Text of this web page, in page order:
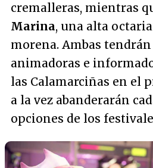
cremalleras, mientras
Marina, una alta
morena. Ambas
animadoras e
las Calamarciñas en el
a la vez abanderarán
opciones de los